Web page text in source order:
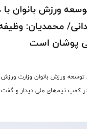
ورزش بانوان
محمدیان:
پوشان است
توسعه ورزش بانوان وزارت ورزش
کمپ تیم‌های ملی دیدار و گفت